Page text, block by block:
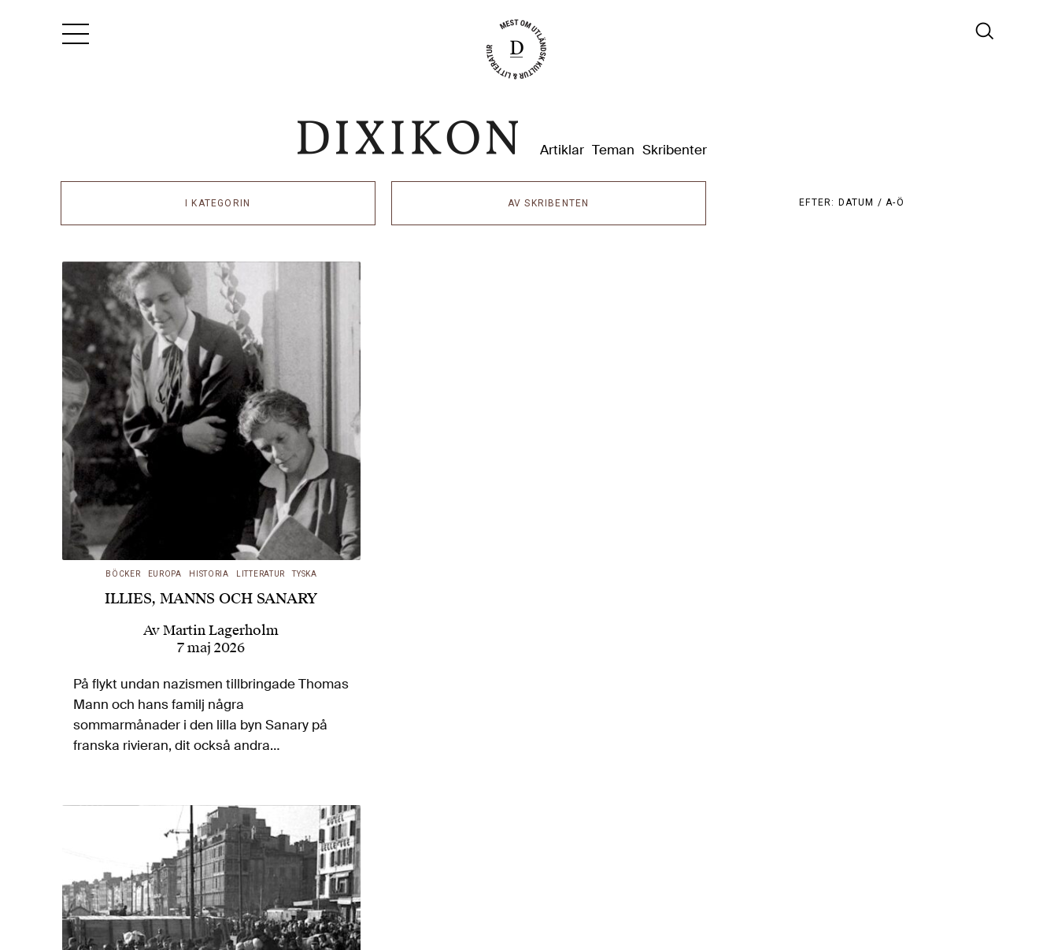
Artiklar Teman Skribenter
I KATEGORIN AV SKRIBENTEN EFTER: DATUM / A-Ö
BÖCKER EUROPA HISTORIA LITTERATUR TYSKA
ILLIES, MANNS OCH SANARY
AvMartin Lagerholm
7 maj 2026
På flykt undan nazismen tillbringade Thomas
Mann och hans familj några
sommarmånader i den lilla byn Sanary på
franska rivieran, dit också andra
halvåret i exil berättar Florian…